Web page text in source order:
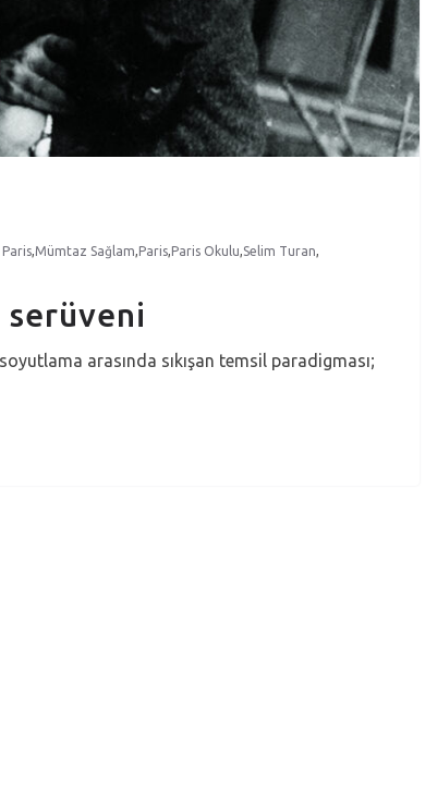
Paris,Mümtaz Sağlam, Paris, Paris Okulu,Selim Turan,
arasında sıkışan temsil paradigması;